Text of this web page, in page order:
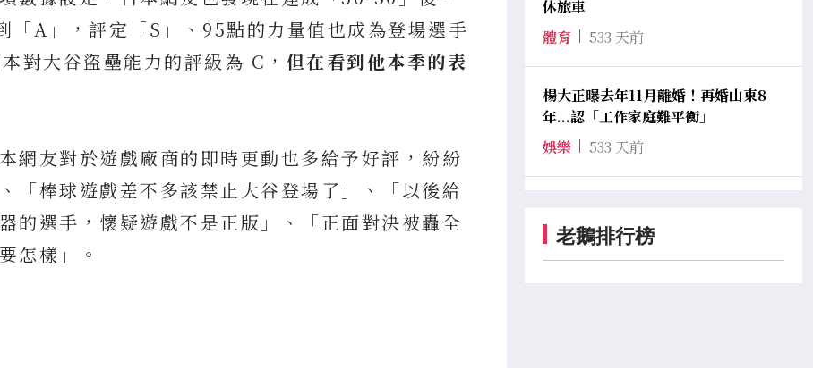
「A」，評定「S」、95點的力量值也成為登場選手
對大谷盜壘能力的評級為 C， 但在看到他本季的表
網友對於遊戲廠商的即時更動也多給予好評，紛紛
「棒球遊戲差不多該禁止大谷登場了」、「以後給
的選手，懷疑遊戲不是正版」、「正面對決被轟全
怎樣」。
休旅車
體育
533 天前
楊大正曝去年11月離婚！再婚山東8
年...認「工作家庭難平衡」
娛樂
533 天前
老鵝排行榜